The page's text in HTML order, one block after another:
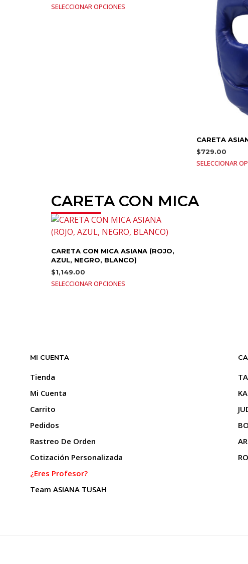
SELECCIONAR OPCIONES
CARETA
$729.00
SELECCIONAR
CARETA CON MICA
CARETA CON MICA ASIANA (ROJO,
AZUL, NEGRO, BLANCO)
$1,149.00
SELECCIONAR OPCIONES
MI CUENTA
Tienda
Mi Cuenta
Carrito
Pedidos
Rastreo De Orden
Cotización Personalizada
¿Eres Profesor?
Team ASIANA TUSAH